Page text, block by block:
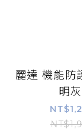
麗達 機能防
明